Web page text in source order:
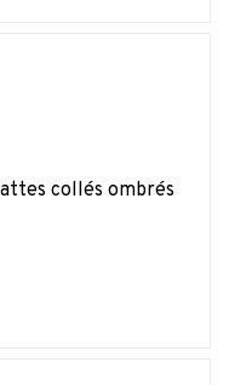
collés ombrés